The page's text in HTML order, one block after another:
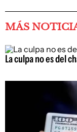
MÁS
La culpa no es del